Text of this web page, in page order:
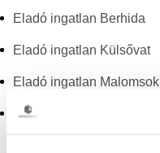
Eladó ingatlan Berhida
Eladó ingatlan Külsővat
Eladó ingatlan Malomsok
Eladó ingatlan